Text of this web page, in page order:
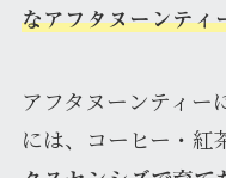
なアフタヌーンティ
アフタヌーンティー
には、コーヒー・紅